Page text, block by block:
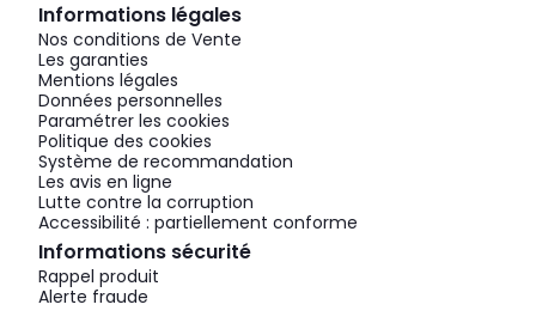
Informations légales
Nos conditions de Vente
Les garanties
Mentions légales
Données personnelles
Paramétrer les cookies
Politique des cookies
Système de recommandation
Les avis en ligne
Lutte contre la corruption
Accessibilité : partiellement conforme
Informations sécurité
Rappel produit
Alerte fraude